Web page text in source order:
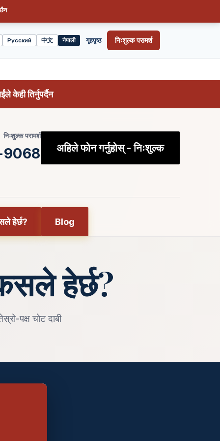
Русский 中文 नेपाली गृहपृष्ठ निःशुल्क परामर्श
केही तिर्नुपर्दैन
निःशुल्क परामर्श
अहिले फोन गर्नुहोस् - निःशुल्क
हेर्छ? Blog
हेर्छ?
पक्ष चोट दाबी